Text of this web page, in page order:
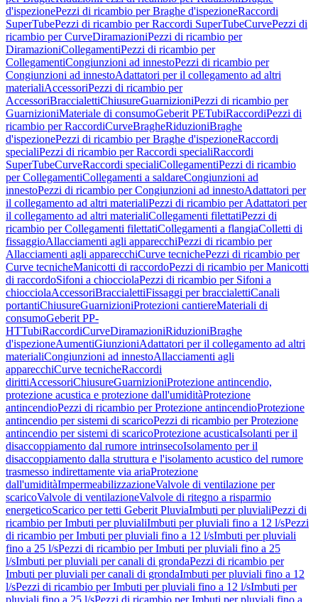
d'ispezionePezzi di ricambio per Braghe d'ispezioneRaccordi
SuperTubePezzi di ricambio per Raccordi SuperTubeCurvePezzi di
ricambio per CurveDiramazioniPezzi di ricambio per
DiramazioniCollegamentiPezzi di ricambio per
CollegamentiCongiunzioni ad innestoPezzi di ricambio per
Congiunzioni ad innestoAdattatori per il collegamento ad altri
materialiAccessoriPezzi di ricambio per
AccessoriBraccialettiChiusureGuarnizioniPezzi di ricambio per
GuarnizioniMateriale di consumoGeberit PETubiRaccordiPezzi di
ricambio per RaccordiCurveBragheRiduzioniBraghe
d'ispezionePezzi di ricambio per Braghe d'ispezioneRaccordi
specialiPezzi di ricambio per Raccordi specialiRaccordi
SuperTubeCurveRaccordi specialiCollegamentiPezzi di ricambio
per CollegamentiCollegamenti a saldareCongiunzioni ad
innestoPezzi di ricambio per Congiunzioni ad innestoAdattatori per
il collegamento ad altri materialiPezzi di ricambio per Adattatori per
il collegamento ad altri materialiCollegamenti filettatiPezzi di
ricambio per Collegamenti filettatiCollegamenti a flangiaColletti di
fissaggioAllacciamenti agli apparecchiPezzi di ricambio per
Allacciamenti agli apparecchiCurve tecnichePezzi di ricambio per
Curve tecnicheManicotti di raccordoPezzi di ricambio per Manicotti
di raccordoSifoni a chiocciolaPezzi di ricambio per Sifoni a
chiocciolaAccessoriBraccialettiFissaggi per braccialettiCanali
portantiChiusureGuarnizioniProtezioni cantiereMateriali di
consumoGeberit PP-
HTTubiRaccordiCurveDiramazioniRiduzioniBraghe
d'ispezioneAumentiGiunzioniAdattatori per il collegamento ad altri
materialiCongiunzioni ad innestoAllacciamenti agli
apparecchiCurve tecnicheRaccordi
dirittiAccessoriChiusureGuarnizioniProtezione antincendio,
protezione acustica e protezione dall'umiditàProtezione
antincendioPezzi di ricambio per Protezione antincendioProtezione
antincendio per sistemi di scaricoPezzi di ricambio per Protezione
antincendio per sistemi di scaricoProtezione acusticaIsolanti per il
disaccoppiamento dal rumore intrinsecoIsolamento per il
disaccoppiamento dalla struttura e l'isolamento acustico del rumore
trasmesso indirettamente via ariaProtezione
dall'umiditàImpermeabilizzazioneValvole di ventilazione per
scaricoValvole di ventilazioneValvole di ritegno a risparmio
energeticoScarico per tetti Geberit PluviaImbuti per pluvialiPezzi di
ricambio per Imbuti per pluvialiImbuti per pluviali fino a 12 l/sPezzi
di ricambio per Imbuti per pluviali fino a 12 l/sImbuti per pluviali
fino a 25 l/sPezzi di ricambio per Imbuti per pluviali fino a 25
l/sImbuti per pluviali per canali di grondaPezzi di ricambio per
Imbuti per pluviali per canali di grondaImbuti per pluviali fino a 12
l/sPezzi di ricambio per Imbuti per pluviali fino a 12 l/sImbuti per
pluviali fino a 25 l/sPezzi di ricambio per Imbuti per pluviali fino a